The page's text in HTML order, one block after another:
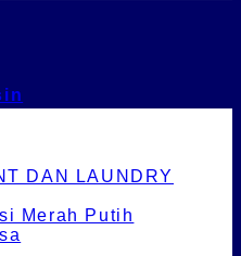
DAN LAUNDRY
Merah Putih